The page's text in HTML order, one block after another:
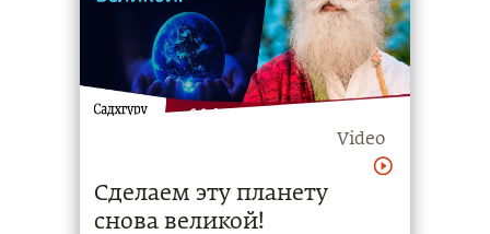
Video
Сделаем эту планету
снова великой!